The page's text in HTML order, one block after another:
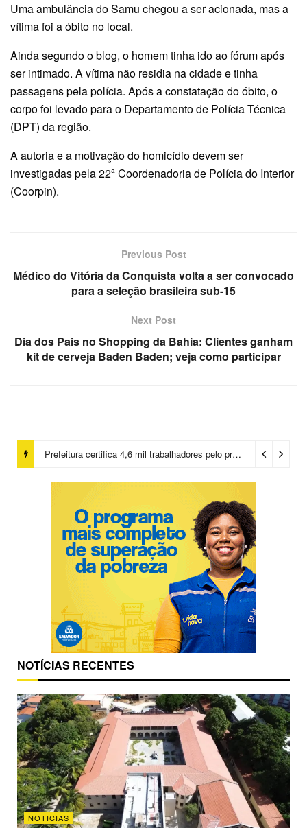
Uma ambulância do Samu chegou a ser acionada, mas a
vítima foi a óbito no local.
Ainda segundo o blog, o homem tinha ido ao fórum após
ser intimado. A vítima não residia na cidade e tinha
passagens pela polícia. Após a constatação do óbito, o
corpo foi levado para o Departamento de Polícia Técnica
(DPT) da região.
A autoria e a motivação do homicídio devem ser
investigadas pela 22ª Coordenadoria de Polícia do Interior
(Coorpin).
Previous Post
Médico do Vitória da Conquista volta a ser convocado
para a seleção brasileira sub-15
Next Post
Dia dos Pais no Shopping da Bahia: Clientes ganham
kit de cerveja Baden Baden; veja como participar
Prefeitura certifica 4,6 mil trabalhadores pelo programa Treinar para Empregar e realiza Feirão de Empregabilidade
NOTÍCIAS RECENTES
NOTICIAS